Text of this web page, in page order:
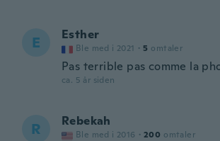
E Esther
Ble med i 2021 · 5 omtaler
Pas terrible pas comme la
ca. 5 år siden
R Rebekah
Ble med i 2016 · 200 omtaler